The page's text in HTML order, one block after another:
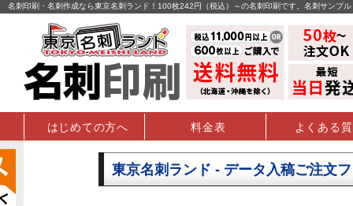
名刺印刷・名刺作成なら東京名刺ランド！100枚242円（税込）～の名刺印刷です。名刺サンプ
はじめての方へ 料金表 よくある
東京名刺ランド - データ入稿ご注文